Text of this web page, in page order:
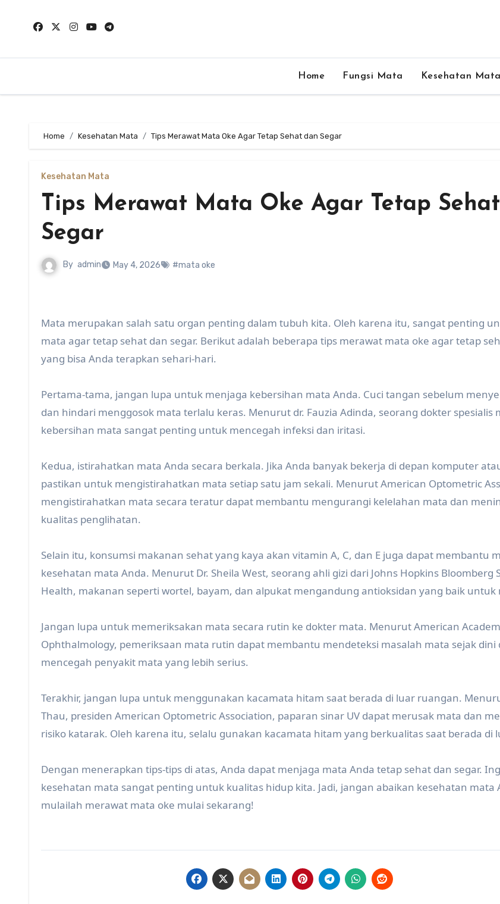
Home Fungsi Mata Kesehatan Mata
Home Kesehatan Mata Tips Merawat Mata Oke Agar Tetap Sehat dan Segar
Kesehatan Mata
Tips Merawat Mata Oke Agar Tetap
Segar
By admin May 4, 2026 #mata oke
Mata merupakan salah satu organ penting dalam tubuh kita. Oleh karena itu, sangat penting
mata agar tetap sehat dan segar. Berikut adalah beberapa tips merawat mata oke agar tetap
yang bisa Anda terapkan sehari-hari.
Pertama-tama, jangan lupa untuk menjaga kebersihan mata Anda. Cuci tangan sebelum
dan hindari menggosok mata terlalu keras. Menurut dr. Fauzia Adinda, seorang dokter spesialis
kebersihan mata sangat penting untuk mencegah infeksi dan iritasi.
Kedua, istirahatkan mata Anda secara berkala. Jika Anda banyak bekerja di depan komputer
pastikan untuk mengistirahatkan mata setiap satu jam sekali. Menurut American Optometric
mengistirahatkan mata secara teratur dapat membantu mengurangi kelelahan mata dan
kualitas penglihatan.
Selain itu, konsumsi makanan sehat yang kaya akan vitamin A, C, dan E juga dapat membantu
kesehatan mata Anda. Menurut Dr. Sheila West, seorang ahli gizi dari Johns Hopkins Bloomberg
Health, makanan seperti wortel, bayam, dan alpukat mengandung antioksidan yang baik untuk
Jangan lupa untuk memeriksakan mata secara rutin ke dokter mata. Menurut American
Ophthalmology, pemeriksaan mata rutin dapat membantu mendeteksi masalah mata sejak dini
mencegah penyakit mata yang lebih serius.
Terakhir, jangan lupa untuk menggunakan kacamata hitam saat berada di luar ruangan.
Thau, presiden American Optometric Association, paparan sinar UV dapat merusak mata dan
risiko katarak. Oleh karena itu, selalu gunakan kacamata hitam yang berkualitas saat berada di
Dengan menerapkan tips-tips di atas, Anda dapat menjaga mata Anda tetap sehat dan segar.
kesehatan mata sangat penting untuk kualitas hidup kita. Jadi, jangan abaikan kesehatan mata
mulailah merawat mata oke mulai sekarang!